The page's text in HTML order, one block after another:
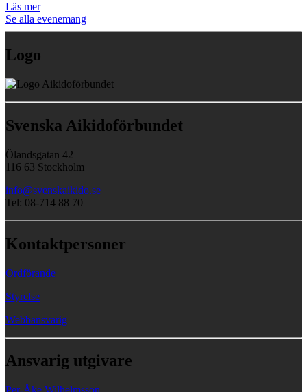
Läs mer
Se alla evenemang
Logo
Svenska Aikidoförbundet
Ölandsgatan 42
116 63 Stockholm
info@svenskaikido.se
Tel: 08-714 88 70
Kontaktpersoner
Ordförande
Styrelse
Webbansvarig
Ansvarig utgivare